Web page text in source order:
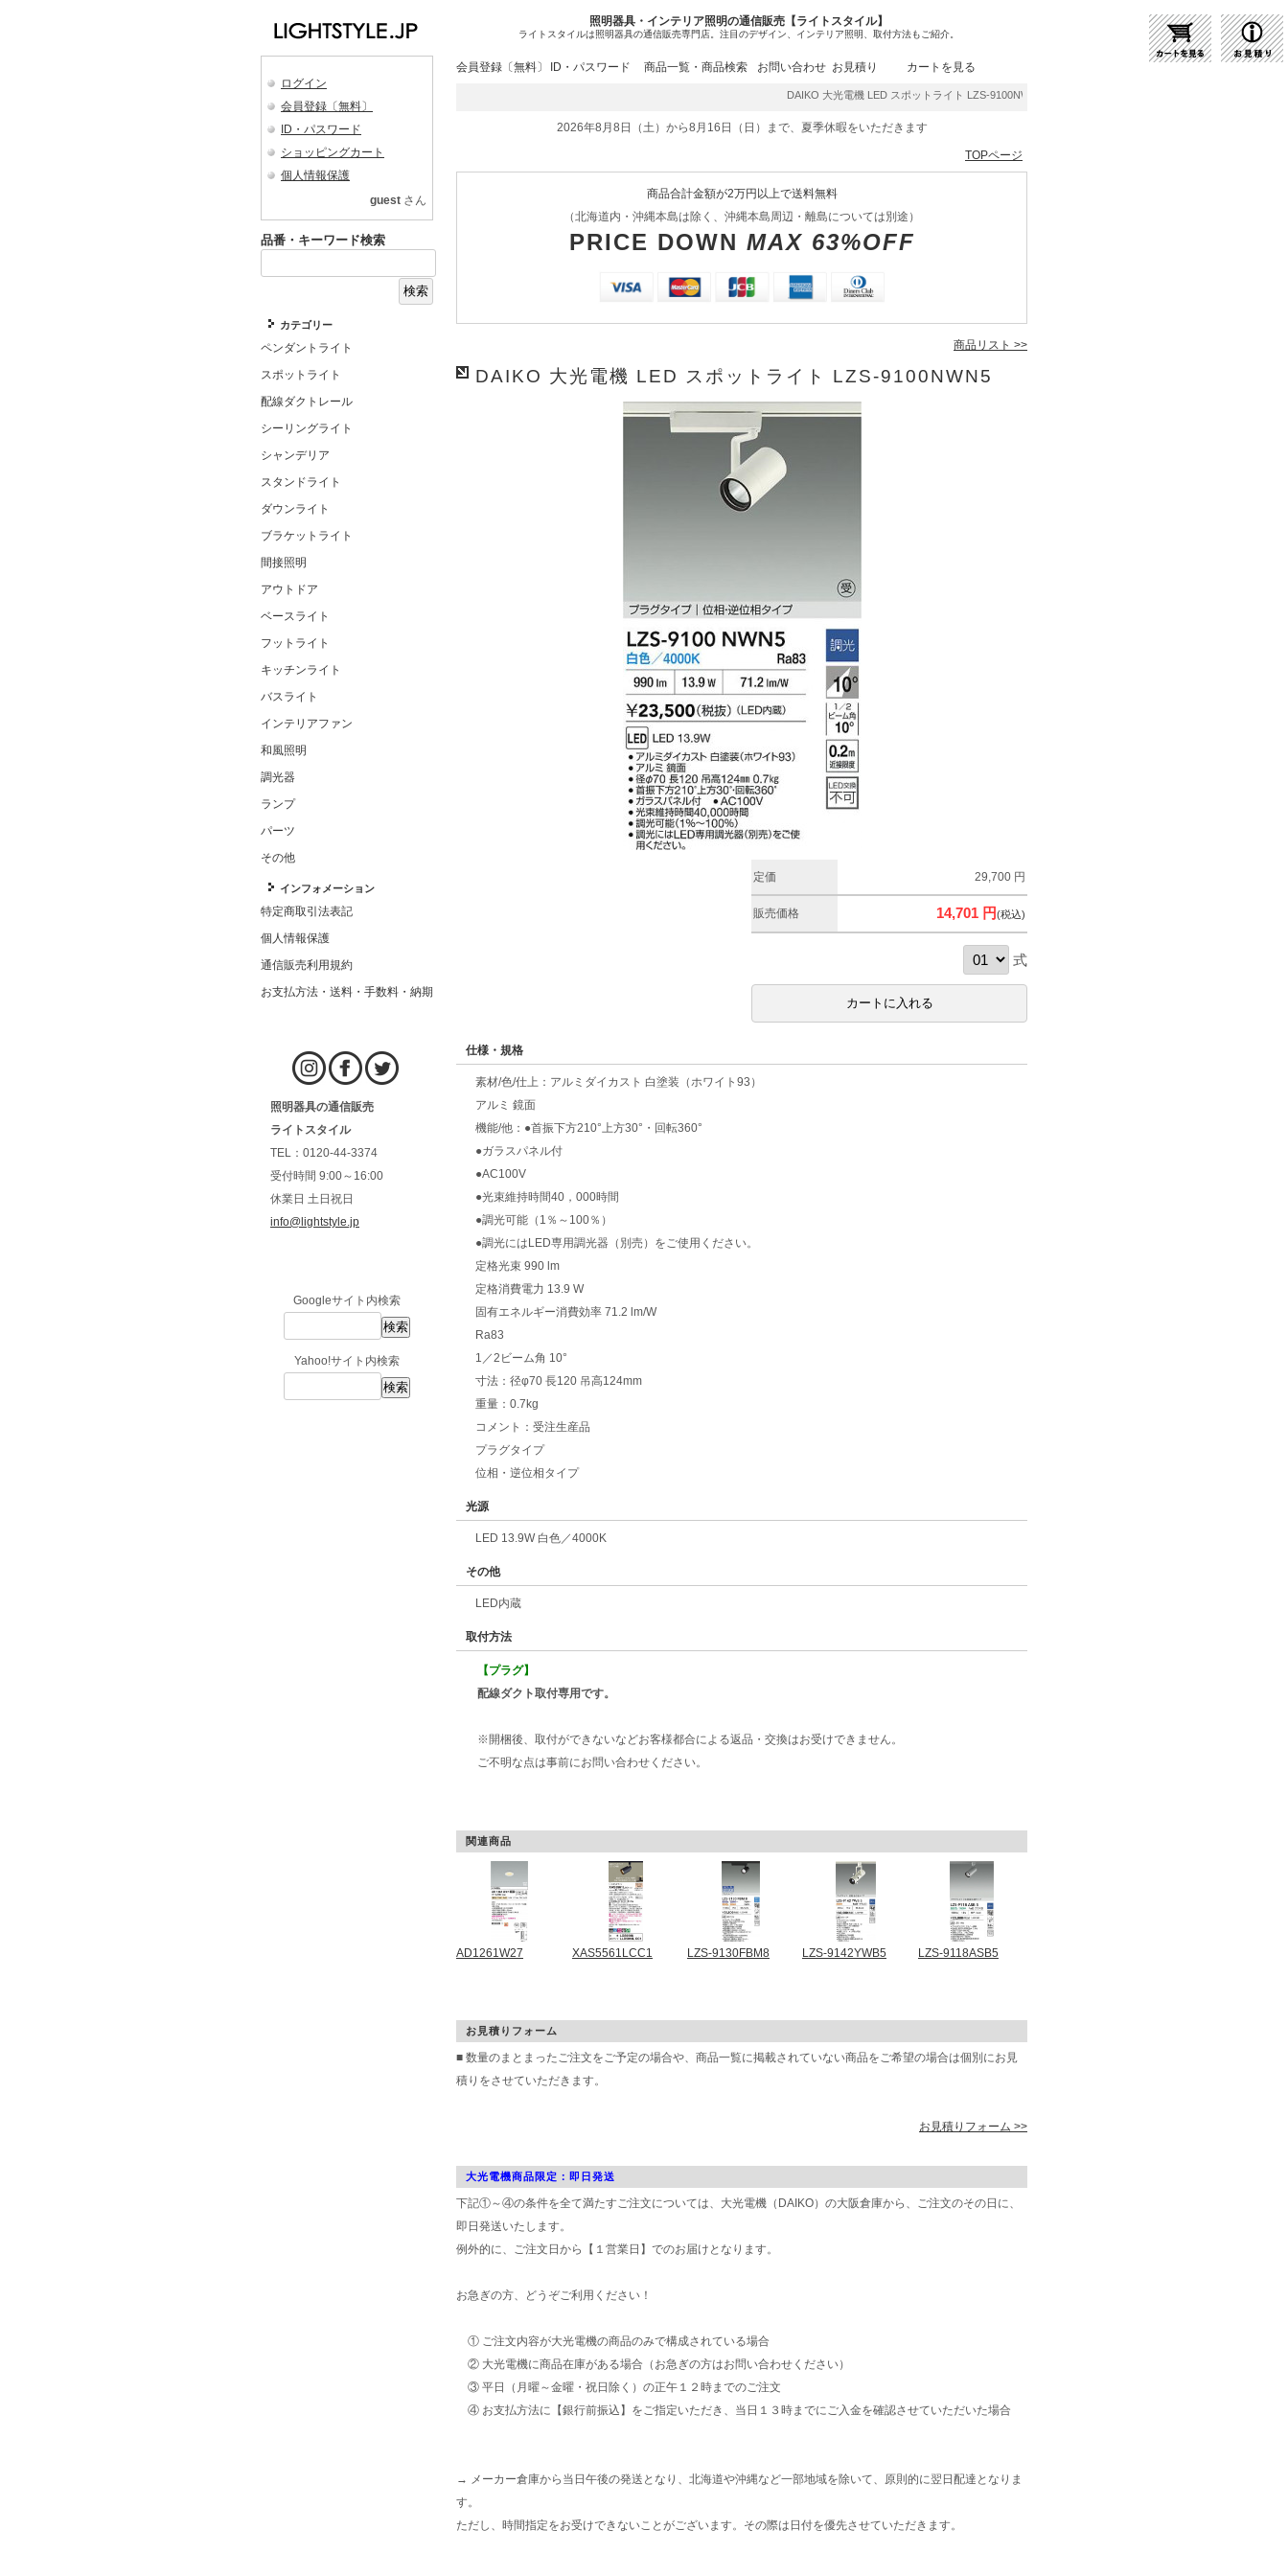
照明器具・インテリア照明の通信販売【ライトスタイル】
ライトスタイルは照明器具の通信販売専門店。注目のデザイン、インテリア照明、取付方法もご紹介。
ログイン
会員登録〔無料〕
ID・パスワード
ショッピングカート
個人情報保護
guest さん
品番・キーワード検索
カテゴリー
ペンダントライト
スポットライト
配線ダクトレール
シーリングライト
シャンデリア
スタンドライト
ダウンライト
ブラケットライト
間接照明
アウトドア
ベースライト
フットライト
キッチンライト
バスライト
インテリアファン
和風照明
調光器
ランプ
パーツ
その他
インフォメーション
特定商取引法表記
個人情報保護
通信販売利用規約
お支払方法・送料・手数料・納期
照明器具の通信販売
ライトスタイル
TEL：0120-44-3374
受付時間 9:00～16:00
休業日 土日祝日
info@lightstyle.jp
Googleサイト内検索
Yahoo!サイト内検索
会員登録〔無料〕 ID・パスワード 商品一覧・商品検索 お問い合わせ お見積り カートを見る
DAIKO 大光電機 LED スポットライト LZS-9100NWN5 | 商品紹介 | 照明器具の通販・インテリア照明の通信販
2026年8月8日（土）から8月16日（日）まで、夏季休暇をいただきます
TOPページ
商品合計金額が2万円以上で送料無料
（北海道内・沖縄本島は除く、沖縄本島周辺・離島については別途）
PRICE DOWN MAX 63%OFF
商品リスト >>
DAIKO 大光電機 LED スポットライト LZS-9100NWN5
定価 29,700 円
販売価格 14,701 円(税込)
式
仕様・規格
素材/色/仕上：アルミダイカスト 白塗装（ホワイト93）
アルミ 鏡面
機能/他：●首振下方210°上方30°・回転360°
●ガラスパネル付
●AC100V
●光束維持時間40，000時間
●調光可能（1％～100％）
●調光にはLED専用調光器（別売）をご使用ください。
定格光束 990 lm
定格消費電力 13.9 W
固有エネルギー消費効率 71.2 lm/W
Ra83
1／2ビーム角 10°
寸法：径φ70 長120 吊高124mm
重量：0.7kg
コメント：受注生産品
プラグタイプ
位相・逆位相タイプ
光源
LED 13.9W 白色／4000K
その他
LED内蔵
取付方法
【プラグ】
配線ダクト取付専用です。
※開梱後、取付ができないなどお客様都合による返品・交換はお受けできません。
ご不明な点は事前にお問い合わせください。
関連商品
AD1261W27 XAS5561LCC1 LZS-9130FBM8 LZS-9142YWB5 LZS-9118ASB5
お見積りフォーム
■ 数量のまとまったご注文をご予定の場合や、商品一覧に掲載されていない商品をご希望の場合は個別にお見
積りをさせていただきます。
お見積りフォーム >>
大光電機商品限定：即日発送
下記①～④の条件を全て満たすご注文については、大光電機（DAIKO）の大阪倉庫から、ご注文のその日に、
即日発送いたします。
例外的に、ご注文日から【１営業日】でのお届けとなります。
お急ぎの方、どうぞご利用ください！
① ご注文内容が大光電機の商品のみで構成されている場合
② 大光電機に商品在庫がある場合（お急ぎの方はお問い合わせください）
③ 平日（月曜～金曜・祝日除く）の正午１２時までのご注文
④ お支払方法に【銀行前振込】をご指定いただき、当日１３時までにご入金を確認させていただいた場合
→ メーカー倉庫から当日午後の発送となり、北海道や沖縄など一部地域を除いて、原則的に翌日配達となりま
す。
ただし、時間指定をお受けできないことがございます。その際は日付を優先させていただきます。